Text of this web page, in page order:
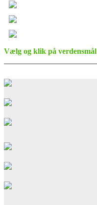
Vælg og klik på verdensmål